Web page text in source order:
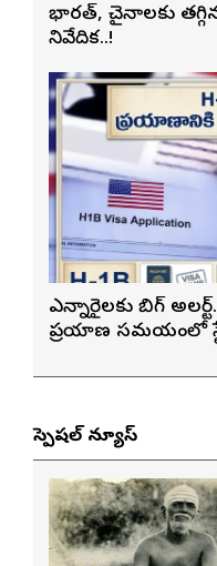
భారత్, చైనాలకు
నివేదిక..!
ఎన్నారైలకు బిగ్
ప్రయాణ సమయంలో
స్పెషల్ న్యూస్